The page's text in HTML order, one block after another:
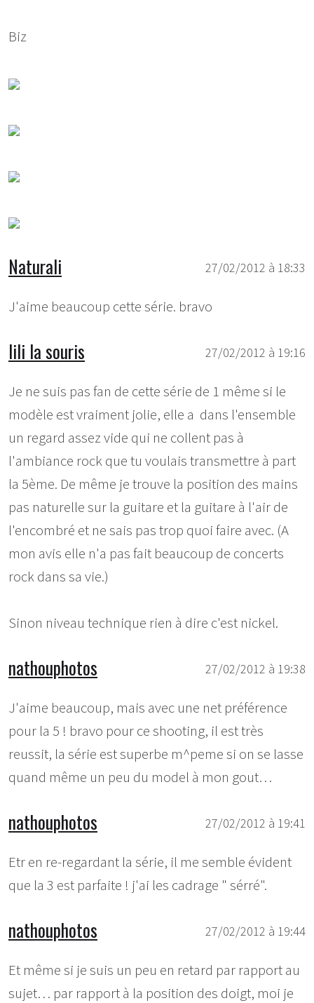
Biz
27/02/2012 à 18:33
Naturali
J'aime beaucoup cette série. bravo
27/02/2012 à 19:16
lili la souris
Je ne suis pas fan de cette série de 1 même si le
modèle est vraiment jolie, elle a dans l'ensemble
un regard assez vide qui ne collent pas à
l'ambiance rock que tu voulais transmettre à part
la 5ème. De même je trouve la position des mains
pas naturelle sur la guitare et la guitare à l'air de
l'encombré et ne sais pas trop quoi faire avec. (A
mon avis elle n'a pas fait beaucoup de concerts
rock dans sa vie.)
Sinon niveau technique rien à dire c'est nickel.
27/02/2012 à 19:38
nathouphotos
J'aime beaucoup, mais avec une net préférence
pour la 5 ! bravo pour ce shooting, il est très
reussit, la série est superbe m^peme si on se lasse
quand même un peu du model à mon gout…
27/02/2012 à 19:41
nathouphotos
Etr en re-regardant la série, il me semble évident
que la 3 est parfaite ! j'ai les cadrage " sérré".
27/02/2012 à 19:44
nathouphotos
Et même si je suis un peu en retard par rapport au
sujet… par rapport à la position des doigt, moi je